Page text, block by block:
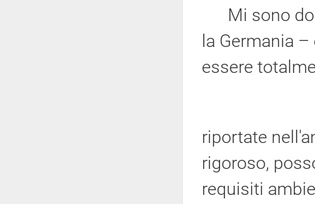
Mi sono
la Germania
essere
riportate
rigoroso,
requisiti